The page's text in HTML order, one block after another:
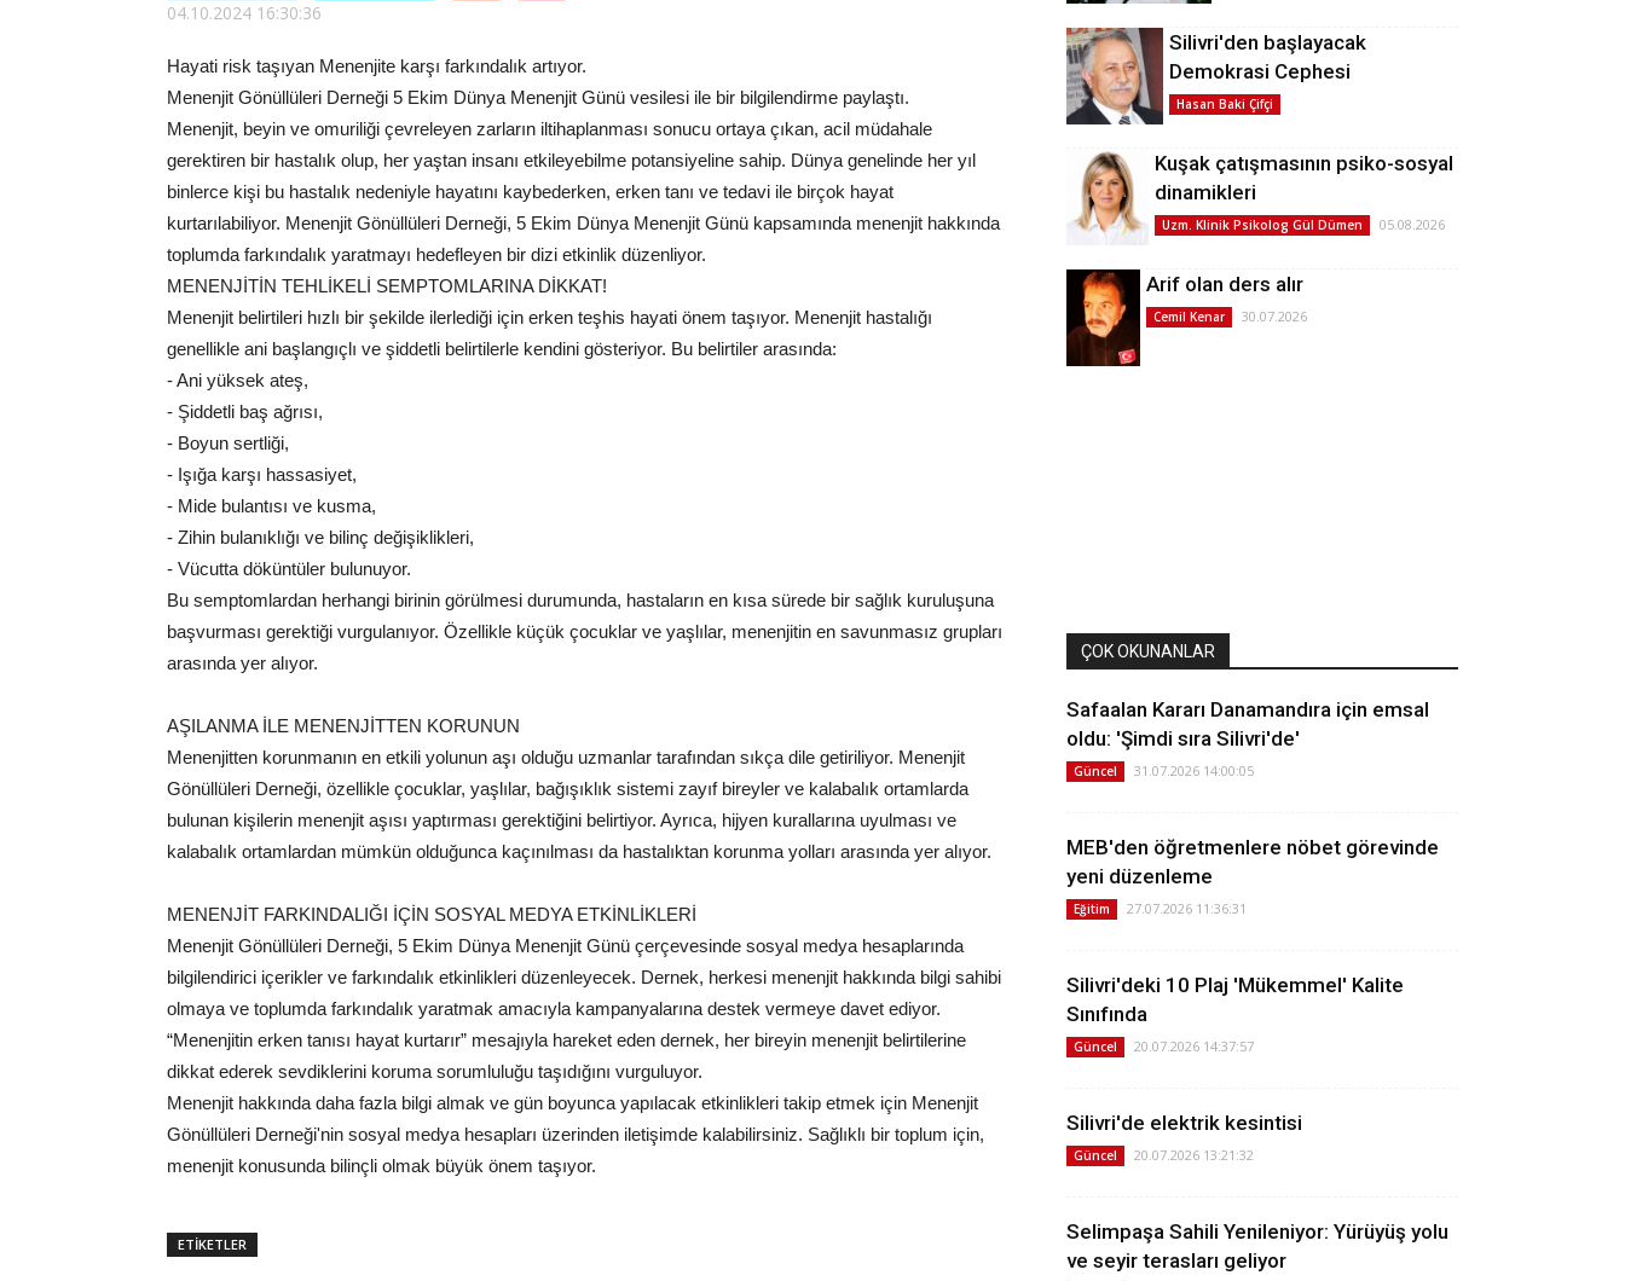
04.10.2024 16:30:36
Hayati risk taşıyan Menenjite karşı farkındalık artıyor.
Menenjit Gönüllüleri Derneği 5 Ekim Dünya Menenjit Günü vesilesi ile bir bilgilendirme paylaştı.
Menenjit, beyin ve omuriliği çevreleyen zarların iltihaplanması sonucu ortaya çıkan, acil müdahale
gerektiren bir hastalık olup, her yaştan insanı etkileyebilme potansiyeline sahip. Dünya genelinde her yıl
binlerce kişi bu hastalık nedeniyle hayatını kaybederken, erken tanı ve tedavi ile birçok hayat
kurtarılabiliyor. Menenjit Gönüllüleri Derneği, 5 Ekim Dünya Menenjit Günü kapsamında menenjit hakkında
toplumda farkındalık yaratmayı hedefleyen bir dizi etkinlik düzenliyor.
MENENJİTİN TEHLİKELİ SEMPTOMLARINA DİKKAT!
Menenjit belirtileri hızlı bir şekilde ilerlediği için erken teşhis hayati önem taşıyor. Menenjit hastalığı
genellikle ani başlangıçlı ve şiddetli belirtilerle kendini gösteriyor. Bu belirtiler arasında:
- Ani yüksek ateş,
- Şiddetli baş ağrısı,
- Boyun sertliği,
- Işığa karşı hassasiyet,
- Mide bulantısı ve kusma,
- Zihin bulanıklığı ve bilinç değişiklikleri,
- Vücutta döküntüler bulunuyor.
Bu semptomlardan herhangi birinin görülmesi durumunda, hastaların en kısa sürede bir sağlık kuruluşuna
başvurması gerektiği vurgulanıyor. Özellikle küçük çocuklar ve yaşlılar, menenjitin en savunmasız grupları
arasında yer alıyor.
AŞILANMA İLE MENENJİTTEN KORUNUN
Menenjitten korunmanın en etkili yolunun aşı olduğu uzmanlar tarafından sıkça dile getiriliyor. Menenjit
Gönüllüleri Derneği, özellikle çocuklar, yaşlılar, bağışıklık sistemi zayıf bireyler ve kalabalık ortamlarda
bulunan kişilerin menenjit aşısı yaptırması gerektiğini belirtiyor. Ayrıca, hijyen kurallarına uyulması ve
kalabalık ortamlardan mümkün olduğunca kaçınılması da hastalıktan korunma yolları arasında yer alıyor.
MENENJİT FARKINDALIĞI İÇİN SOSYAL MEDYA ETKİNLİKLERİ
Menenjit Gönüllüleri Derneği, 5 Ekim Dünya Menenjit Günü çerçevesinde sosyal medya hesaplarında
bilgilendirici içerikler ve farkındalık etkinlikleri düzenleyecek. Dernek, herkesi menenjit hakkında bilgi sahibi
olmaya ve toplumda farkındalık yaratmak amacıyla kampanyalarına destek vermeye davet ediyor.
“Menenjitin erken tanısı hayat kurtarır” mesajıyla hareket eden dernek, her bireyin menenjit belirtilerine
dikkat ederek sevdiklerini koruma sorumluluğu taşıdığını vurguluyor.
Menenjit hakkında daha fazla bilgi almak ve gün boyunca yapılacak etkinlikleri takip etmek için Menenjit
Gönüllüleri Derneği'nin sosyal medya hesapları üzerinden iletişimde kalabilirsiniz. Sağlıklı bir toplum için,
menenjit konusunda bilinçli olmak büyük önem taşıyor.
ETİKETLER
Silivri'den başlayacak
Demokrasi Cephesi
Hasan Baki Çifçi
Kuşak çatışmasının psiko-sosyal
dinamikleri
Uzm. Klinik Psikolog Gül Dümen 05.08.2026
Arif olan ders alır
Cemil Kenar 30.07.2026
ÇOK OKUNANLAR
Safaalan Kararı Danamandıra için emsal
oldu: 'Şimdi sıra Silivri'de'
Güncel 31.07.2026 14:00:05
MEB'den öğretmenlere nöbet görevinde
yeni düzenleme
Eğitim 27.07.2026 11:36:31
Silivri'deki 10 Plaj 'Mükemmel' Kalite
Sınıfında
Güncel 20.07.2026 14:37:57
Silivri'de elektrik kesintisi
Güncel 20.07.2026 13:21:32
Selimpaşa Sahili Yenileniyor: Yürüyüş yolu
ve seyir terasları geliyor